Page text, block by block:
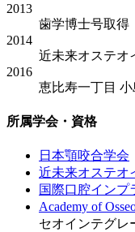
2013
歯学博士号取得
2014
近未来オステオ
2016
恵比寿一丁目
所属学会・資格
日本顎咬合学会
近未来オステオ
国際口腔インプ
Academy of
セオインテグレ